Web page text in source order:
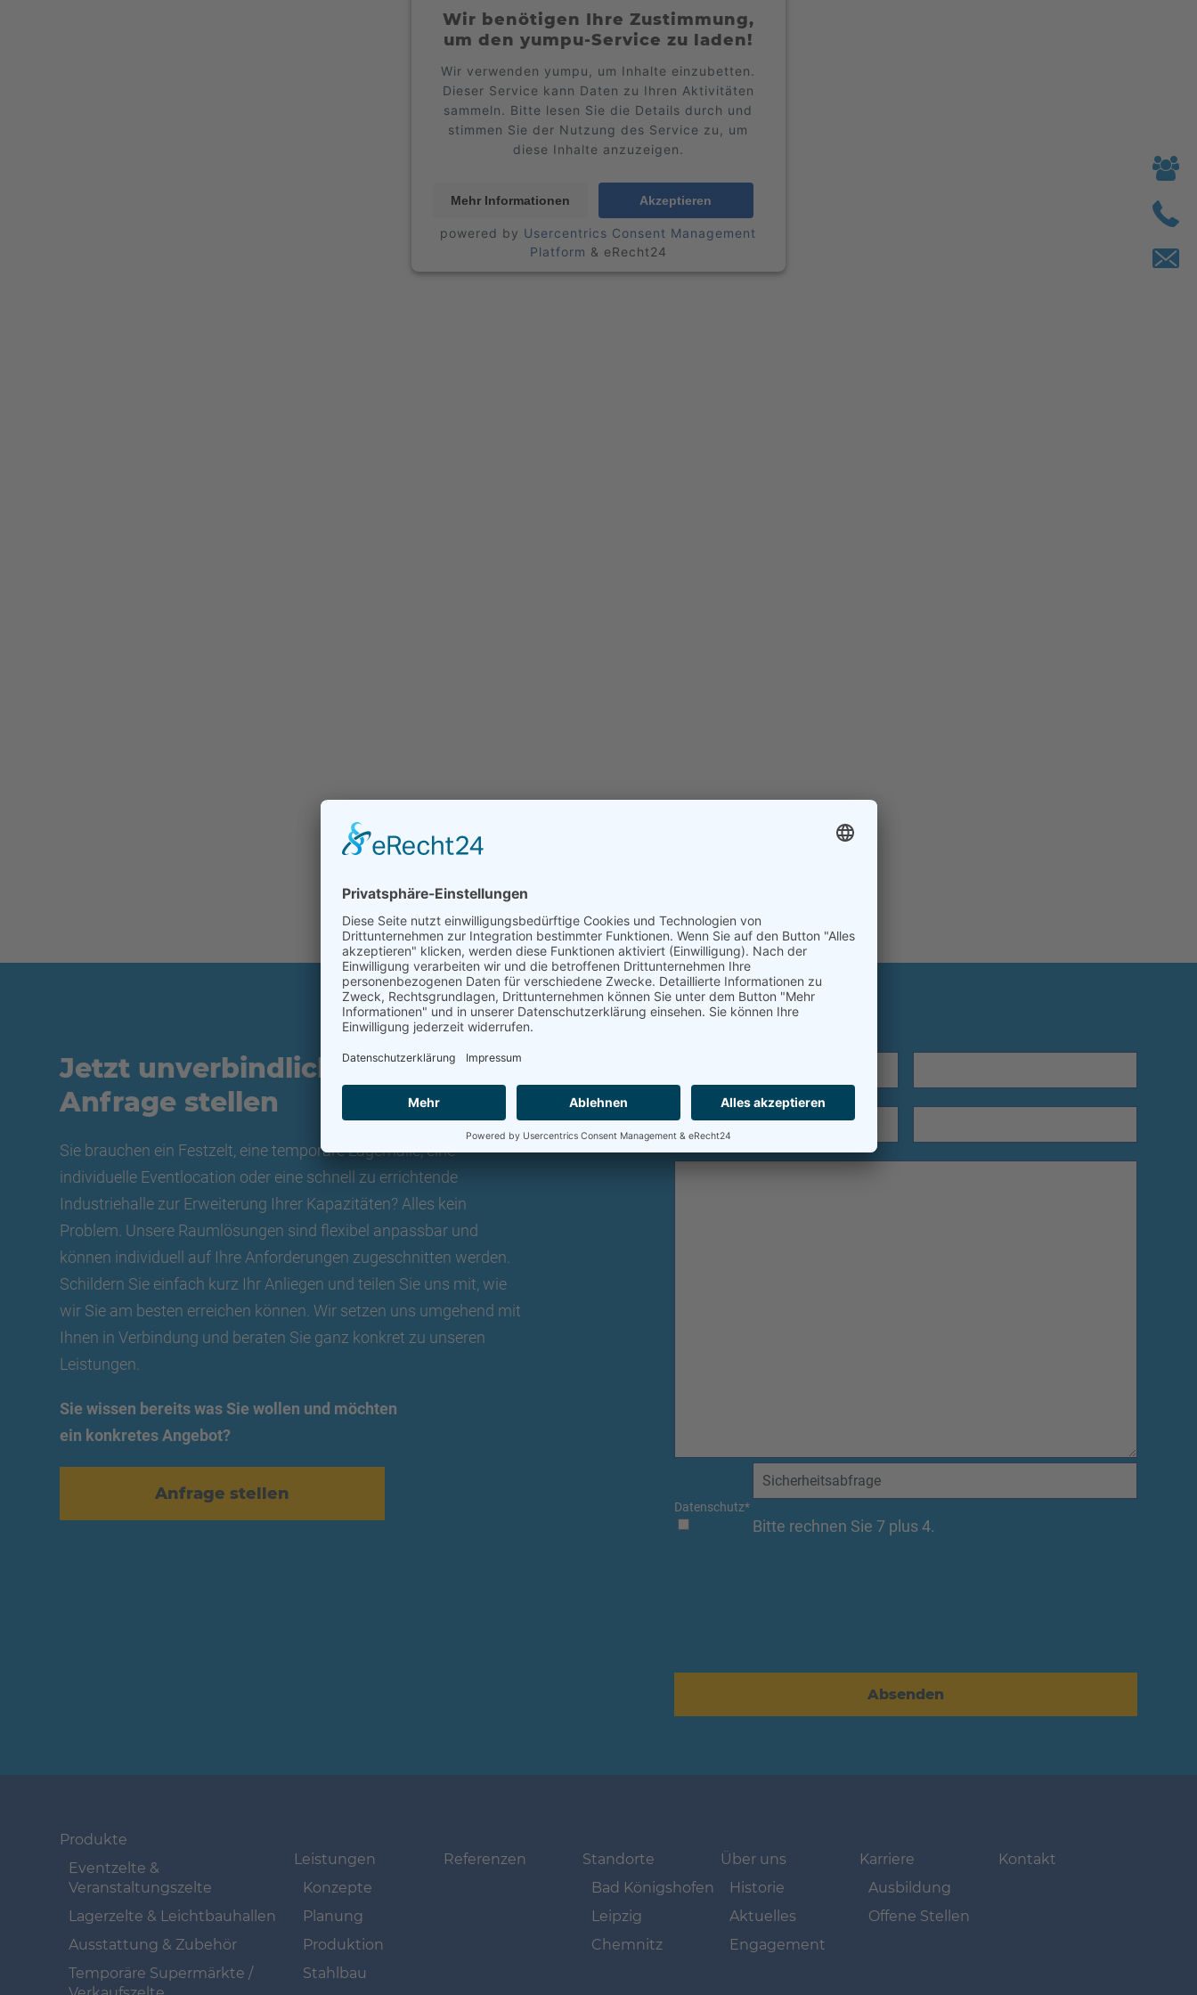
Wir benötigen Ihre Zustimmung,
um den yumpu-Service zu laden!
Wir verwenden yumpu, um Inhalte einzubetten.
Dieser Service kann Daten zu Ihren Aktivitäten
sammeln. Bitte lesen Sie die Details durch und
stimmen Sie der Nutzung des Service zu, um
diese Inhalte anzuzeigen.
Mehr Informationen Akzeptieren
powered by Usercentrics Consent Management
Platform & eRecht24
Jetzt unverbindliche
Anfrage stellen
Sie brauchen ein Festzelt, eine temporäre Lagerhalle, eine
individuelle Eventlocation oder eine schnell zu errichtende
Industriehalle zur Erweiterung Ihrer Kapazitäten? Alles kein
Problem. Unsere Raumlösungen sind flexibel anpassbar und
können individuell auf Ihre Anforderungen zugeschnitten werden.
Schildern Sie einfach kurz Ihr Anliegen und teilen Sie uns mit, wie
wir Sie am besten erreichen können. Wir setzen uns umgehend mit
Ihnen in Verbindung und beraten Sie ganz konkret zu unseren
Leistungen.
Sie wissen bereits was Sie wollen und möchten
ein konkretes Angebot?
Anfrage stellen
Datenschutz*
Bitte rechnen Sie 7 plus 4.
Absenden
Produkte
Eventzelte &
Veranstaltungszelte
Lagerzelte & Leichtbauhallen
Ausstattung & Zubehör
Temporäre Supermärkte /
Leistungen
Konzepte
Planung
Produktion
Stahlbau
Referenzen
Standorte
Bad Königshofen
Leipzig
Chemnitz
Über uns
Historie
Aktuelles
Engagement
Karriere
Ausbildung
Offene Stellen
Kontakt